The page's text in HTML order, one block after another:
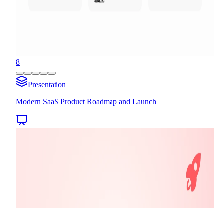
8
Presentation
Modern SaaS Product Roadmap and Launch